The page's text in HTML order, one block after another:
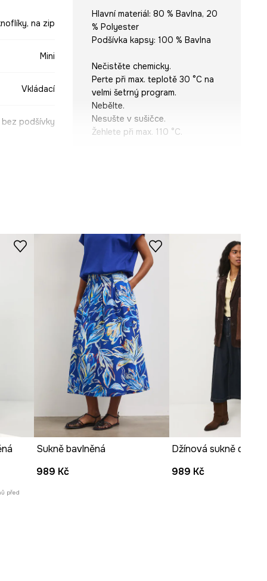
na zip
Mini
Vkládací
bez podšívky
SDD301-59J
Hlavní materiál: 80 % Bavlna, 20
% Polyester
Podšívka kapsy: 100 % Bavlna
Nečistěte chemicky.
Perte při max. teplotě 30 °C na
velmi šetrný program.
Nebělte.
Nesušte v sušičce.
Žehlete při max. 110 °C.
ROZMĚRY
Modelka na fotografii je vysoká
178 cm a má na sebe velikost S
Prohlédněte si rozměry
produktu
před
Sukně bavlněná
989 Kč
989 Kč